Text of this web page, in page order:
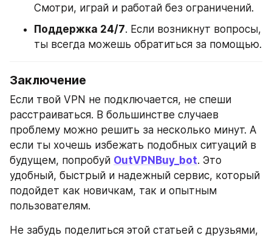
Смотри, играй и работай без ограничений.
Поддержка 24/7. Если возникнут вопросы,
ты всегда можешь обратиться за помощью.
Заключение
Если твой VPN не подключается, не спеши
расстраиваться. В большинстве случаев
проблему можно решить за несколько минут. А
если ты хочешь избежать подобных ситуаций в
будущем, попробуй OutVPNBuy_bot. Это
удобный, быстрый и надежный сервис, который
подойдет как новичкам, так и опытным
пользователям.
Не забудь поделиться этой статьей с друзьями,